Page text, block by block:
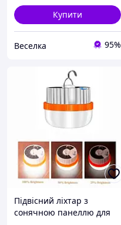
Купити
Веселка 95%
Підвісний ліхтар з
сонячною панеллю для